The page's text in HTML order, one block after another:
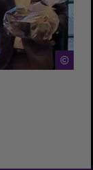
©